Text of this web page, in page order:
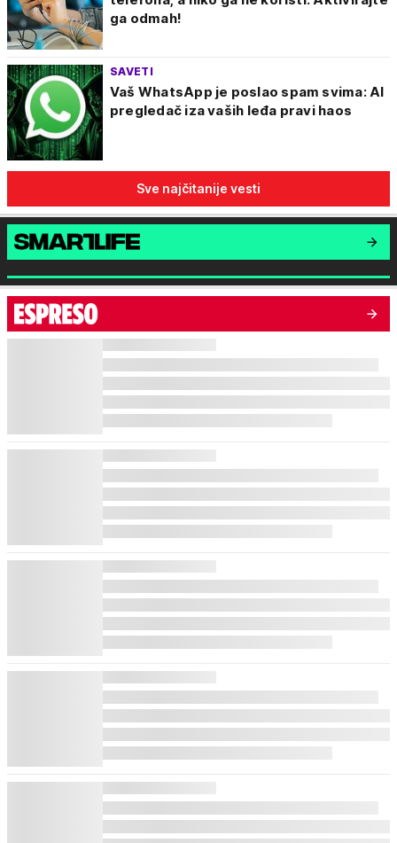
ga odmah!
SAVETI
Vaš WhatsApp je poslao spam svima: AI
pregledač iza vaših leđa pravi haos
Sve najčitanije vesti